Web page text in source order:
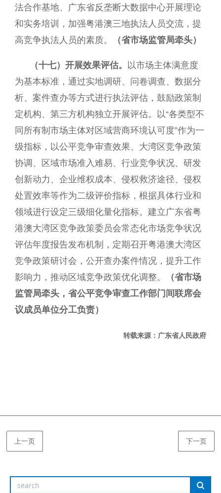
法合作基地、广东省反垄断大数据中心开展理论
和实务培训，加强粤港澳三地执法人员交流，提
高竞争执法人员的素质。
（省市场监管局牵头）
（十七）开展效果评估。
以市场主体满意度
为基本标准，通过实地调研、问卷调查、数据分
析、案件查办等方式进行执法评估，鼓励政策制
定机构、第三方机构独立开展评估。以“各类型不
同所有制市场主体对区域营商环境认可度”作为一
级指标，以公平竞争审查效果、大湾区竞争政策
协调、区域市场准入难易、行业竞争状况、研发
创新动力、企业维权成本、侵权救济途径、侵权
处置效率等作为二级评价指标，根据具体行业和
领域进行设定三级细化量化指标。建立广东省粤
港澳大湾区竞争政策委员会常态化市场竞争状况
评估年度报告发布机制，定期召开粤港澳大湾区
竞争政策研讨会，公开查办案件情况，提升工作
影响力，推动区域竞争政策优化调整。
（省市场
监管局牵头，省公平竞争审查工作部门间联席会
议成员单位分工负责）
转载来源：广东省人民政府
上一页 下一页